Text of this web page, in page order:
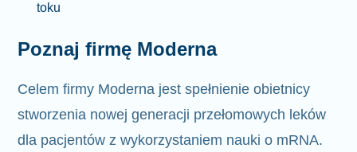
toku
Poznaj firmę Moderna
Celem firmy Moderna jest spełnienie obietnicy
stworzenia nowej generacji przełomowych leków
dla pacjentów z wykorzystaniem nauki o mRNA.